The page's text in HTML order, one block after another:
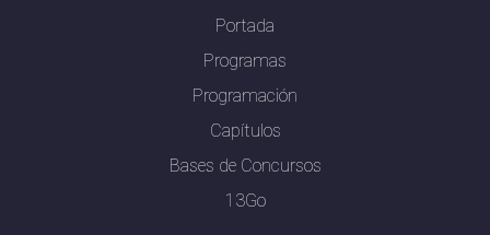
Portada
Programas
Programación
Capítulos
Bases de Concursos
13Go